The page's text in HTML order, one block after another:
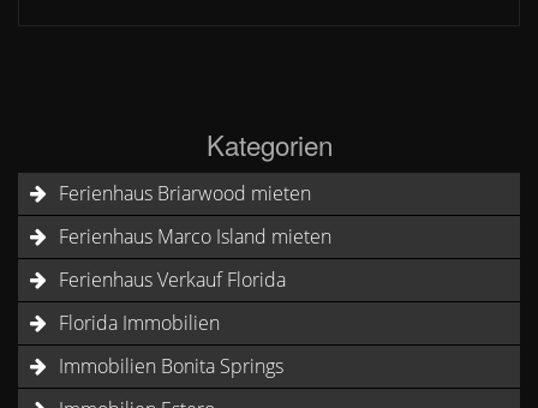
Kategorien
Ferienhaus Briarwood mieten
Ferienhaus Marco Island mieten
Ferienhaus Verkauf Florida
Florida Immobilien
Immobilien Bonita Springs